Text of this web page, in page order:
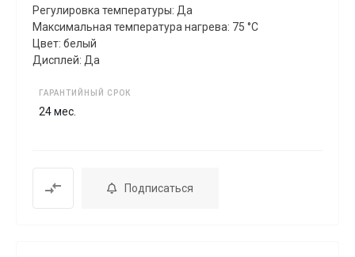
Регулировка температуры: Да
Максимальная температура нагрева: 75 °C
Цвет: белый
Дисплей: Да
ГАРАНТИЙНЫЙ СРОК
24 мес.
Подписаться